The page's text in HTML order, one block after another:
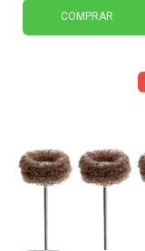
COMPRAR